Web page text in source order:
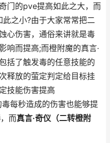
门的pve提高如此之大，而
之小?由于大家常常把二
心伤害，通俗来讲就是毒
响而提高;而橙附魔的真言·
括了触发毒的任意技能的
释放的萤定判定给目标挂
技能伤害提高
每秒造成的伤害也能够提
，而真言·奇仪（二转橙附